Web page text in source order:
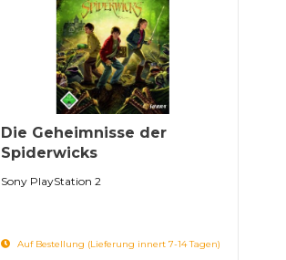
Die Geheimnisse der
Spiderwicks
Sony PlayStation 2
Auf Bestellung (Lieferung innert 7-14 Tagen)